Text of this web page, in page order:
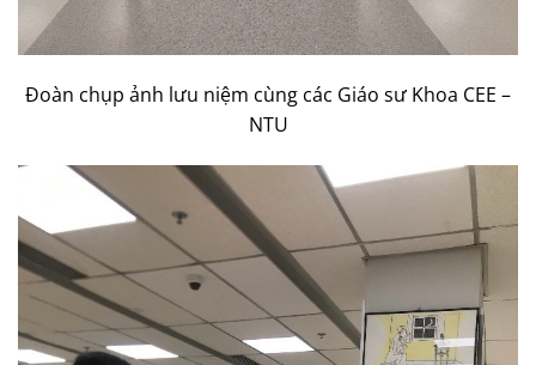
Đoàn chụp ảnh lưu niệm cùng các Giáo sư Khoa CEE –
NTU